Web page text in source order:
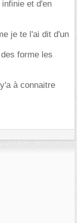
et d'en
je te l'ai dit d'un
forme les
à connaitre